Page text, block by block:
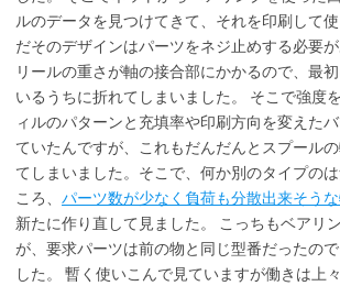
ルのデータを見つけてきて、それを印刷して
だそのデザインはパーツをネジ止めする必要
リールの重さが軸の接合部にかかるので、最
いるうちに折れてしまいました。 そこで強度
ィルのパターンと充填率や印刷方向を変えた
ていたんですが、これもだんだんとスプール
てしまいました。そこで、何か別のタイプの
ころ、 パーツ数が少なく負荷も分散出来そう
新たに作り直して見ました。 こっちもベアリ
が、要求パーツは前の物と同じ型番だったの
した。 暫く使いこんで見ていますが働きは上